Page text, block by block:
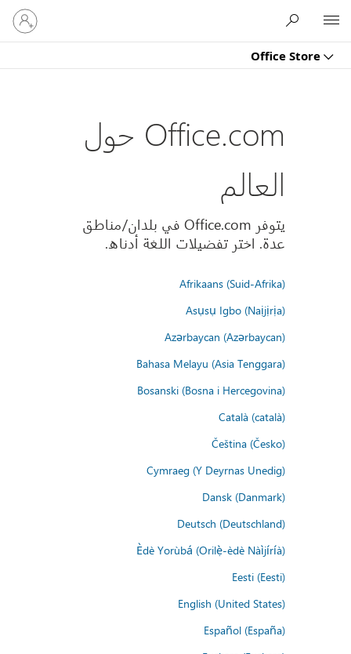
Office Store
تسجيل
الدخول
إلى
Office.com حول
العالم
يتوفر Office.com في بلدان/مناطق
عدة. اختر تفضيلات اللغة أدناه.
Afrikaans (Suid-Afrika)
Asụsụ Igbo (Naịjịrịa)
Azərbaycan (Azərbaycan)
Bahasa Melayu (Asia Tenggara)
Bosanski (Bosna i Hercegovina)
Català (català)
Čeština (Česko)
Cymraeg (Y Deyrnas Unedig)
Dansk (Danmark)
Deutsch (Deutschland)
Èdè Yorùbá (Orilẹ̀-èdè Nàìjíríà)
Eesti (Eesti)
English (United States)
Español (España)